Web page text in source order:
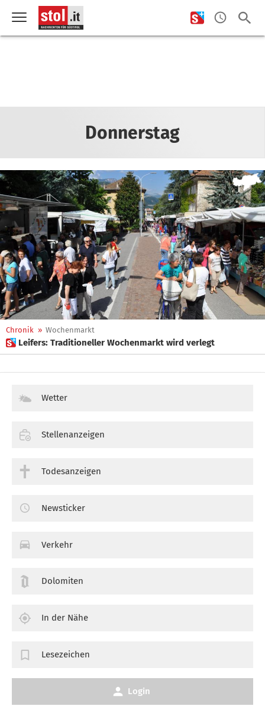
Donnerstag
Chronik » Wochenmarkt
 Leifers: Traditioneller Wochenmarkt wird verlegt
Wetter
Stellenanzeigen
Todesanzeigen
Newsticker
Verkehr
Dolomiten
In der Nähe
Lesezeichen
Login